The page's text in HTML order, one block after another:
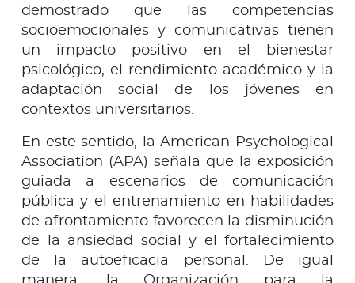
demostrado que las competencias
socioemocionales y comunicativas tienen
un impacto positivo en el bienestar
psicológico, el rendimiento académico y la
adaptación social de los jóvenes en
contextos universitarios.
En este sentido, la American Psychological
Association (APA) señala que la exposición
guiada a escenarios de comunicación
pública y el entrenamiento en habilidades
de afrontamiento favorecen la disminución
de la ansiedad social y el fortalecimiento
de la autoeficacia personal. De igual